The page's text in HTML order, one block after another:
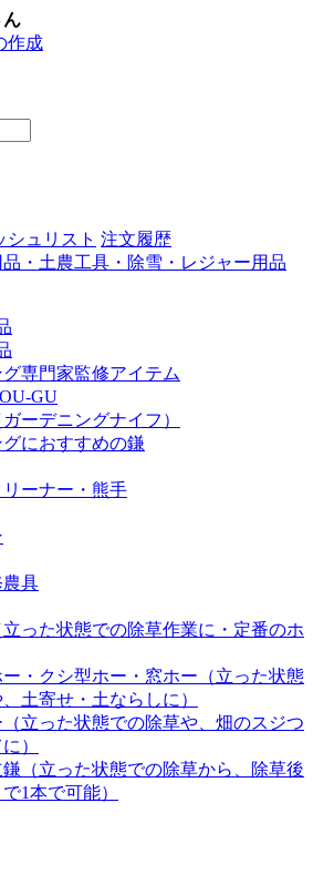
ん
作成
シュリスト 注文履歴
専門家監修アイテム
GU
ーデニングナイフ）
におすすめの鎌
ーナー・熊手
具
った状態での除草作業に・定番のホ
ー・クシ型ホー・窓ホー（立った状態
土寄せ・土ならしに）
立った状態での除草や、畑のスジつ
）
（立った状態での除草から、除草後
1本で可能）